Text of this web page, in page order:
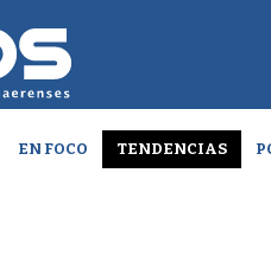
EN FOCO TENDENCIAS